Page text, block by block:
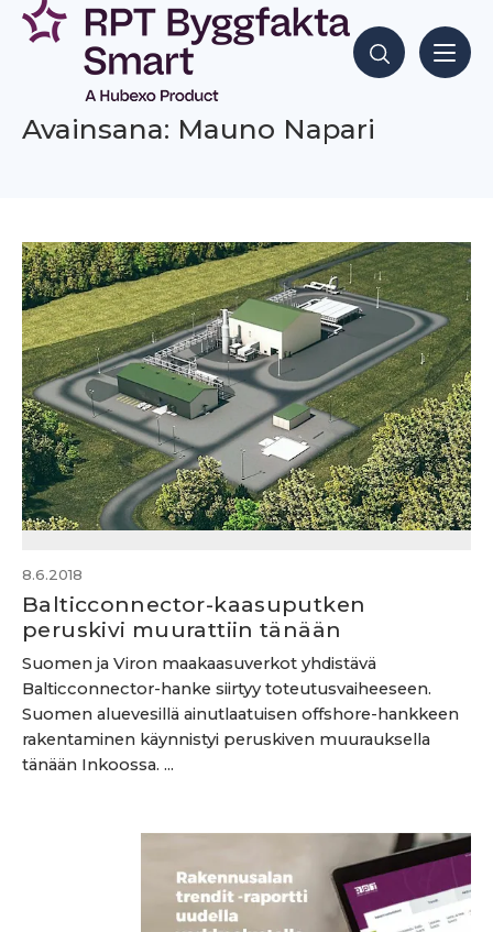
Siirry
sisältöön
Hae sisältöjä
Avainsana: Mauno Napari
8.6.2018
Balticconnector-kaasuputken
peruskivi muurattiin tänään
Suomen ja Viron maakaasuverkot yhdistävä
Balticconnector-hanke siirtyy toteutusvaiheeseen.
Suomen aluevesillä ainutlaatuisen offshore-hankkeen
rakentaminen käynnistyi peruskiven muurauksella
tänään Inkoossa. ...